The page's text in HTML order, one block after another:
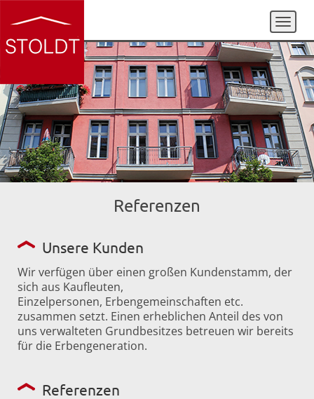
Referenzen
Unsere Kunden
Wir verfügen über einen großen Kundenstamm, der
sich aus Kaufleuten,
Einzelpersonen, Erbengemeinschaften etc.
zusammen setzt. Einen erheblichen Anteil des von
uns verwalteten Grundbesitzes betreuen wir bereits
für die Erbengeneration.
Referenzen